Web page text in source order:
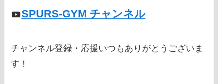
SPURS-GYM チャンネル
チャンネル登録・応援いつもありがとうございま
す！